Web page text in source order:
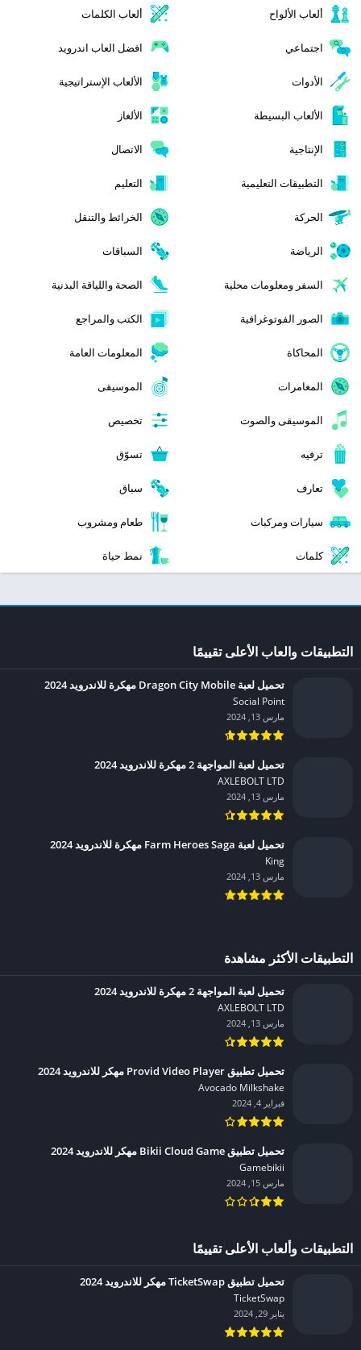
ألعاب الألواح ألعاب الكلمات
اجتماعي افضل العاب اندرويد
الأدوات الألعاب الإستراتيجية
الألعاب البسيطة الألغاز
الإنتاجية الاتصال
التطبيقات التعليمية التعليم
الحركة الخرائط والتنقل
الرياضة السباقات
السفر ومعلومات محلية الصحة واللياقة البدنية
الصور الفوتوغرافية الكتب والمراجع
المحاكاة المعلومات العامة
المغامرات الموسيقى
الموسيقى والصوت تخصيص
ترفيه تسوّق
تعارف سباق
سيارات ومركبات طعام ومشروب
كلمات نمط حياة
التطبيقات والعاب الأعلى تقييمًا
تحميل لعبة Dragon City Mobile مهكرة للاندرويد 2024
Social Point‏
مارس 13, 2024
تحميل لعبة المواجهة 2 مهكرة للاندرويد 2024
AXLEBOLT LTD‏
مارس 13, 2024
تحميل لعبة Farm Heroes Saga مهكرة للاندرويد 2024
King‏
مارس 13, 2024
التطبيقات الأكثر مشاهدة
تحميل لعبة المواجهة 2 مهكرة للاندرويد 2024
AXLEBOLT LTD‏
مارس 13, 2024
تحميل تطبيق Provid Video Player مهكر للاندرويد 2024
Avocado Milkshake‏
فبراير 4, 2024
تحميل تطبيق Bikii Cloud Game مهكر للاندرويد 2024
Gamebikii‏
مارس 15, 2024
التطبيقات وألعاب الأعلى تقييمًا
تحميل تطبيق TicketSwap مهكر للاندرويد 2024
TicketSwap‏
يناير 29, 2024